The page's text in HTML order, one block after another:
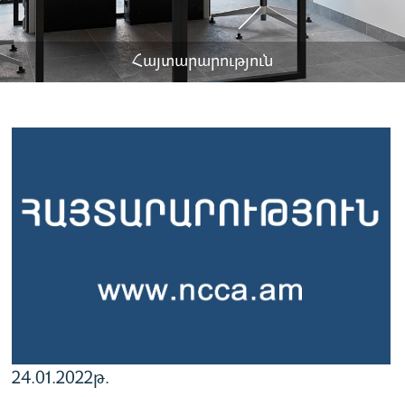
Հայտարարություն
24.01.2022թ.